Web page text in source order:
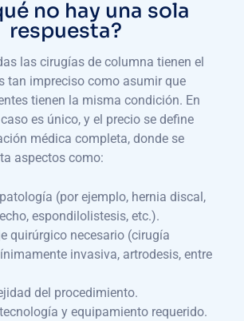
no hay una sola
respuesta?
las cirugías de columna tienen el
tan impreciso como asumir que
tienen la misma condición. En
es único, y el precio se define
médica completa, donde se
aspectos como:
(por ejemplo, hernia discal,
espondilolistesis, etc.).
quirúrgico necesario (cirugía
invasiva, artrodesis, entre
del procedimiento.
y equipamiento requerido.